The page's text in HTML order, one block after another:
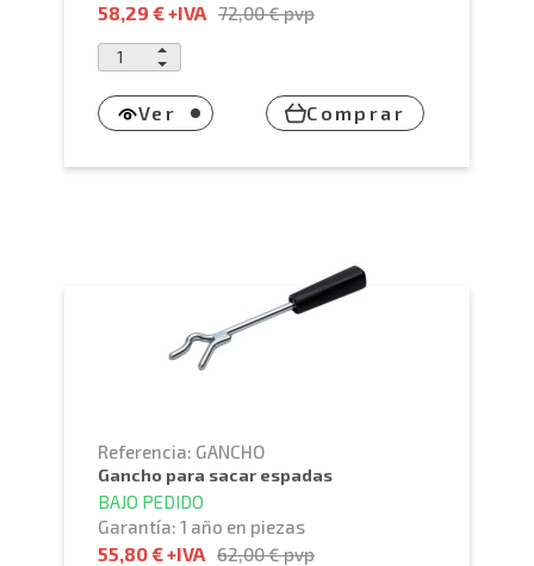
58,29 €+IVA 72,00 €pvp
Ver Comprar
Referencia: GANCHO
gancho para sacar espadas
BAJO PEDIDO
Garantía: 1 año en piezas
55,80 €+IVA 62,00 €pvp